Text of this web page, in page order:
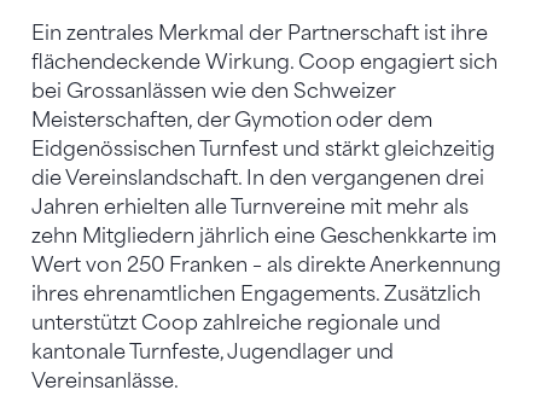
Ein zentrales Merkmal der Partnerschaft ist ihre
flächendeckende Wirkung. Coop engagiert sich
bei Grossanlässen wie den Schweizer
Meisterschaften, der Gymotion oder dem
Eidgenössischen Turnfest und stärkt gleichzeitig
die Vereinslandschaft. In den vergangenen drei
Jahren erhielten alle Turnvereine mit mehr als
zehn Mitgliedern jährlich eine Geschenkkarte im
Wert von 250 Franken – als direkte Anerkennung
ihres ehrenamtlichen Engagements. Zusätzlich
unterstützt Coop zahlreiche regionale und
kantonale Turnfeste, Jugendlager und
Vereinsanlässe.